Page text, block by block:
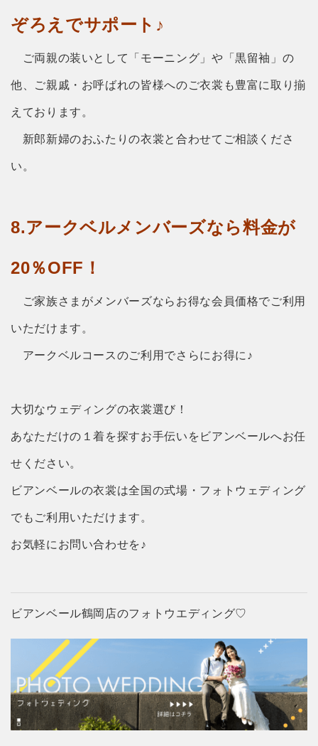
ぞろえでサポート♪
ご両親の装いとして「モーニング」や「黒留袖」の
他、ご親戚・お呼ばれの皆様へのご衣裳も豊富に取り揃
えております。
新郎新婦のおふたりの衣裳と合わせてご相談くださ
い。
8.アークベルメンバーズなら料金が
20％OFF！
ご家族さまがメンバーズならお得な会員価格でご利用
いただけます。
アークベルコースのご利用でさらにお得に♪
大切なウェディングの衣裳選び！
あなただけの１着を探すお手伝いをビアンベールへお任
せください。
ビアンベールの衣裳は全国の式場・フォトウェディング
でもご利用いただけます。
お気軽にお問い合わせを♪
ビアンベール鶴岡店のフォトウエディング♡